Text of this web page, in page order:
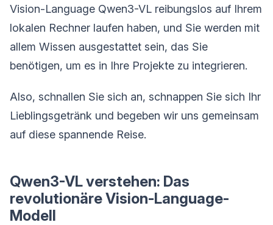
Vision-Language Qwen3-VL reibungslos auf Ihrem
lokalen Rechner laufen haben, und Sie werden mit
allem Wissen ausgestattet sein, das Sie
benötigen, um es in Ihre Projekte zu integrieren.
Also, schnallen Sie sich an, schnappen Sie sich Ihr
Lieblingsgetränk und begeben wir uns gemeinsam
auf diese spannende Reise.
Qwen3-VL verstehen: Das
revolutionäre Vision-Language-
Modell